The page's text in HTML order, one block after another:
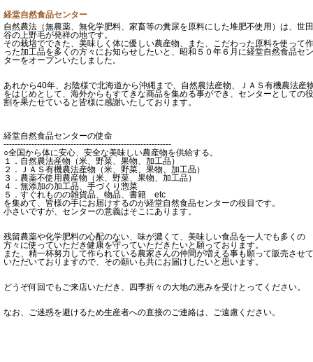
経堂自然食品センター
自然農法（無農薬、無化学肥料、家畜等の糞尿を原料にした堆肥不使用）は、世田
谷の上野毛が発祥の地です。
その栽培でできた、美味しく体に優しい農産物、また、こだわった原料を使って作
った加工品を多くの方々にお知らせしたいと、昭和５０年６月に経堂自然食品セン
ターをオープンいたしました。
あれから40年、お陰様で北海道から沖縄まで、自然農法産物、ＪＡＳ有機農法産
をはじめとして、海外からもすてきな商品を集める事ができ、センターとしての役
割を果たせていると皆様に感謝いたしております。
経堂自然食品センターの使命
------------------------------------------------------------
○全国から体に安心、安全な美味しい農産物を供給する。
１．自然農法産物（米、野菜、果物、加工品）
２．ＪＡＳ有機農法産物（米、野菜、果物、加工品）
３．農薬不使用農産物（米、野菜、果物、加工品）
４．無添加の加工品、手づくり惣菜
５．すぐれものの雑貨品、物品、書籍 etc
を集めて、皆様の手にお届けするのが経堂自然食品センターの役目です。
小さいですが、センターの意義はそこにあります。
残留農薬や化学肥料の心配のない、味が濃くて、美味しい食品を一人でも多くの
方々に使っていただき健康を守っていただきたいと願っております。
また、精一杯努力して作られている農家さんの仲間が増える事も願って販売させて
いただいておりますので、その願いも共にお届けしたいと思います。
どうぞ何回でもご来店いただき、四季折々の大地の恵みを受けとってください。
なお、ご迷惑を避けるため生産者への直接のご連絡は、ご遠慮ください。